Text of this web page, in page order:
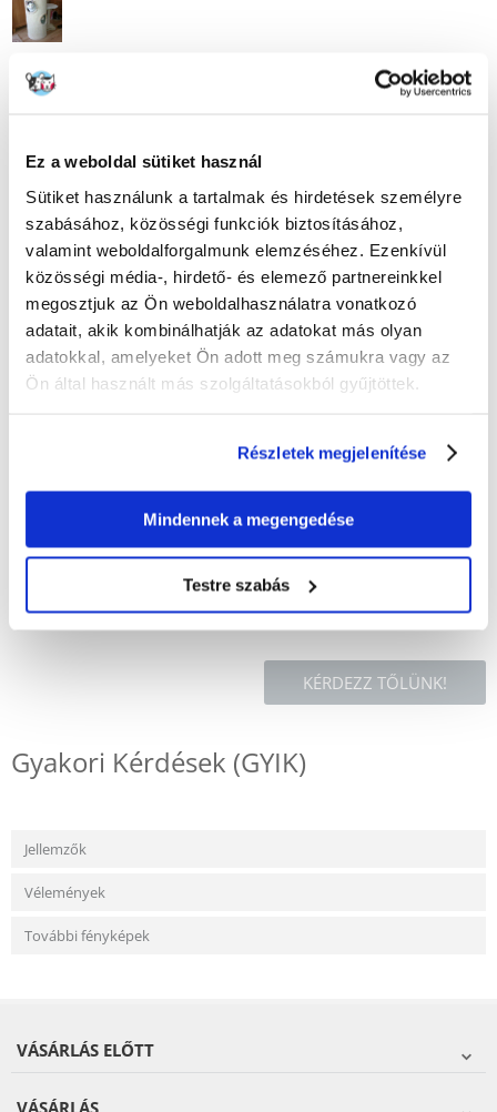
Ez a weboldal sütiket használ
Sütiket használunk a tartalmak és hirdetések személyre
szabásához, közösségi funkciók biztosításához,
valamint weboldalforgalmunk elemzéséhez. Ezenkívül
közösségi média-, hirdető- és elemező partnereinkkel
megosztjuk az Ön weboldalhasználatra vonatkozó
adatait, akik kombinálhatják az adatokat más olyan
adatokkal, amelyeket Ön adott meg számukra vagy az
Ön által használt más szolgáltatásokból gyűjtöttek.
Részletek megjelenítése
Mindennek a megengedése
Testre szabás
További képek megtekintése : 1
100%
100% AZ ÜGYFELEK AJÁNLJÁK EZT A TERMÉKET
ÉRTÉKELJE ÖN IS
A macskák szeretnek egy ilyen szép, hangulatos helyen lenni. A kaparófa
plüss kivitelű. Szizálból készült, egy nagyon erős szálból, amely ellenáll a
sérüléseknek. Három szint, amelyen a macska játszhat, lustálkodhat és
aludhat. Ezen kívül egy plüss pompon van a kaparófához erősítve, hogy
játékra ösztönözze a macskát.
KÉRDEZZ TŐLÜNK!
Gyakori Kérdések (GYIK)
Jellemzők
Vélemények
További fényképek
VÁSÁRLÁS ELŐTT
VÁSÁRLÁS